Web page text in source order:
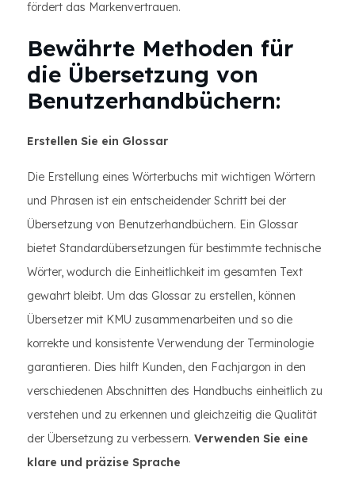
fördert das Markenvertrauen.
Bewährte Methoden für
die Übersetzung von
Benutzerhandbüchern:
Erstellen Sie ein Glossar
Die Erstellung eines Wörterbuchs mit wichtigen Wörtern
und Phrasen ist ein entscheidender Schritt bei der
Übersetzung von Benutzerhandbüchern. Ein Glossar
bietet Standardübersetzungen für bestimmte technische
Wörter, wodurch die Einheitlichkeit im gesamten Text
gewahrt bleibt. Um das Glossar zu erstellen, können
Übersetzer mit KMU zusammenarbeiten und so die
korrekte und konsistente Verwendung der Terminologie
garantieren. Dies hilft Kunden, den Fachjargon in den
verschiedenen Abschnitten des Handbuchs einheitlich zu
verstehen und zu erkennen und gleichzeitig die Qualität
der Übersetzung zu verbessern. Verwenden Sie eine
klare und präzise Sprache